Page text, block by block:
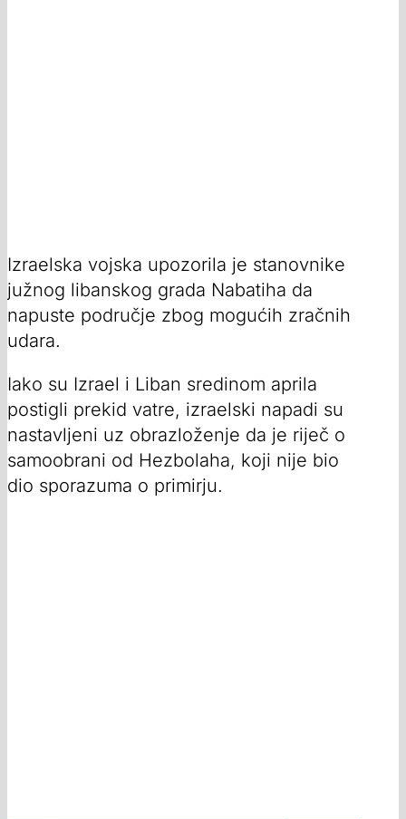
Izraelska vojska upozorila je stanovnike
južnog libanskog grada Nabatiha da
napuste područje zbog mogućih zračnih
udara.
Iako su Izrael i Liban sredinom aprila
postigli prekid vatre, izraelski napadi su
nastavljeni uz obrazloženje da je riječ o
samoobrani od Hezbolaha, koji nije bio
dio sporazuma o primirju.